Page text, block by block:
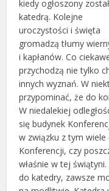
kiedy ogłoszony został
katedrą. Kolejne
uroczystości i święta
gromadzą tłumy
i kapłanów. Co
przychodzą nie tylko
innych wyznań. W
przypominać, że do
W niedalekiej
się budynek
w związku z tym wiele
Konferencji, czy
właśnie w tej
do katedry, zawsze